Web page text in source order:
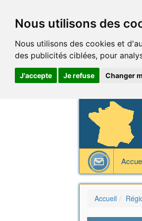
Nous utilisons des
Nous utilisons des cookies et
des publicités ciblées, pour
J'accepte Je refuse Changer
Accueil